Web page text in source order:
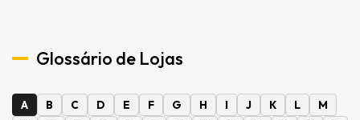
Glossário de Lojas
A B C D E F G H I J K L
M